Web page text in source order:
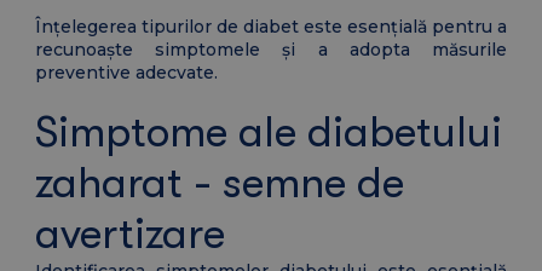
Înțelegerea tipurilor de diabet este esențială pentru a
recunoaște simptomele și a adopta măsurile
preventive adecvate.
Simptome ale diabetului
zaharat - semne de
avertizare